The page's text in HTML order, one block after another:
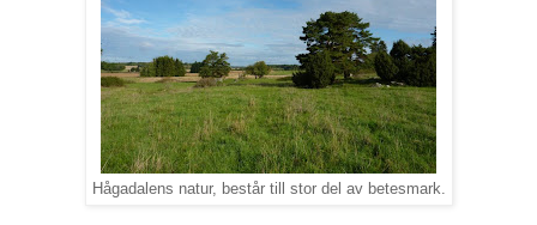
Hågadalens natur, består till stor del av betesmark.